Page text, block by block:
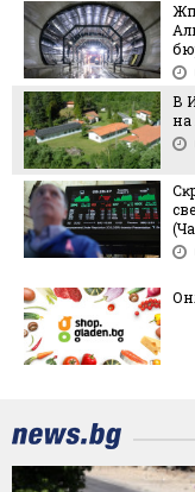
Жп
В
на